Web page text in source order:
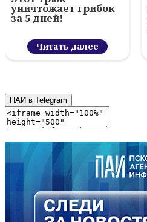
уничтожает грибок
за 5 дней!
Читать далее
ПАИ в Telegram